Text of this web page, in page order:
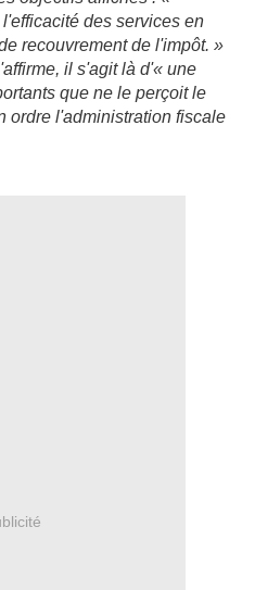
des services en
recouvrement de l'impôt. »
il s'agit là d'« une
que ne le perçoit le
ordre l'administration fiscale